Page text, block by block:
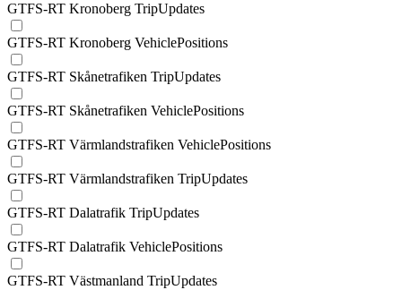
GTFS-RT Kronoberg TripUpdates
GTFS-RT Kronoberg VehiclePositions
GTFS-RT Skånetrafiken TripUpdates
GTFS-RT Skånetrafiken VehiclePositions
GTFS-RT Värmlandstrafiken VehiclePositions
GTFS-RT Värmlandstrafiken TripUpdates
GTFS-RT Dalatrafik TripUpdates
GTFS-RT Dalatrafik VehiclePositions
GTFS-RT Västmanland TripUpdates